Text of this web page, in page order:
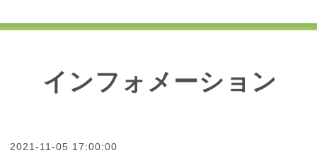
インフォメーション
2021-11-05 17:00:00